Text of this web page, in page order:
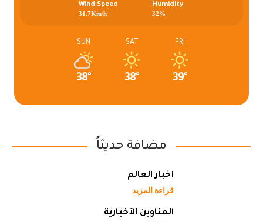
Humidity
32%
Wind Speed
31.7Km/h
FRI
39°
SAT
38°
SUN
38°
مضافة حديثاً
أخبار العالم
قراءة المزيد
العناوين الأخبارية